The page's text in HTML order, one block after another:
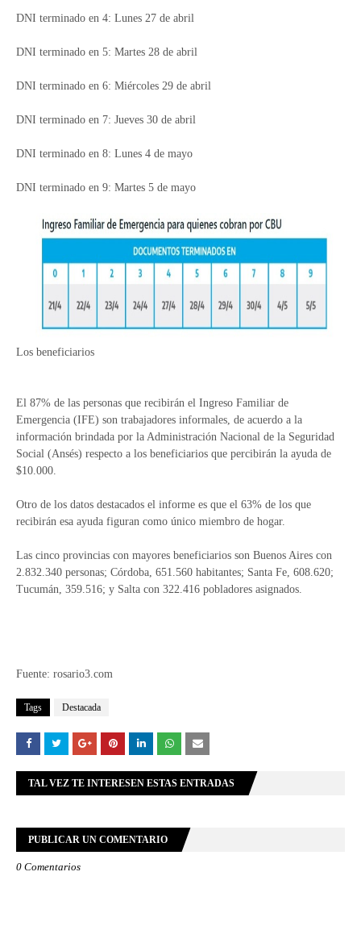
DNI terminado en 4: Lunes 27 de abril
DNI terminado en 5: Martes 28 de abril
DNI terminado en 6: Miércoles 29 de abril
DNI terminado en 7: Jueves 30 de abril
DNI terminado en 8: Lunes 4 de mayo
DNI terminado en 9: Martes 5 de mayo
Los beneficiarios
El 87% de las personas que recibirán el Ingreso Familiar de
Emergencia (IFE) son trabajadores informales, de acuerdo a la
información brindada por la Administración Nacional de la Seguridad
Social (Ansés) respecto a los beneficiarios que percibirán la ayuda de
$10.000.
Otro de los datos destacados el informe es que el 63% de los que
recibirán esa ayuda figuran como único miembro de hogar.
Las cinco provincias con mayores beneficiarios son Buenos Aires con
2.832.340 personas; Córdoba, 651.560 habitantes; Santa Fe, 608.620;
Tucumán, 359.516; y Salta con 322.416 pobladores asignados.
Fuente: rosario3.com
Tags Destacada
TAL VEZ TE INTERESEN ESTAS ENTRADAS
PUBLICAR UN COMENTARIO
0 Comentarios